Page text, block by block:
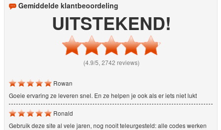
Gemiddelde klantbeoordeling
UITSTEKEND!
(4.9/5, 2742 reviews)
Rowan
Goeie ervaring ze leveren snel. En ze helpen je ook als er iets niet lukt
Ronald
Gebruik deze site al vele jaren, nog nooit teleurgesteld: alle codes werken